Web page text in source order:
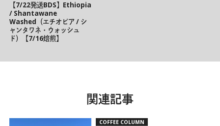
【7/22発送BDS】Ethiopia
/ Shantawane
Washed（エチオピア / シ
ャンタワネ・ウォッシュ
ド）【7/16焙煎】
関連記事
COFFEE COLUMN